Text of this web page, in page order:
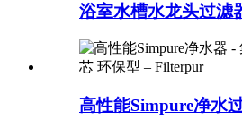
浴室水槽水龙头过滤
高性能Simpure净水